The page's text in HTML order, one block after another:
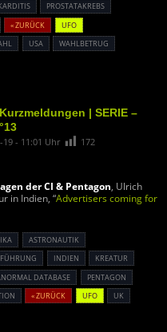
PROSTATAKREBS
« ZURÜCK
UFO
USA
WAHLBETRUG
| SERIE –
19 - 11:01 Uhr 172
der CI & Pentagon, Ulrich
in Indien, “Advertisers coming for
ASTRONAUTIK
INDIEN
KREATUR
DATABASE
PENTAGON
« ZURÜCK UFO
UK